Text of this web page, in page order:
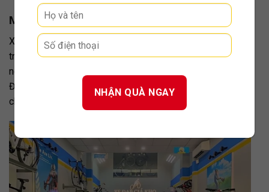
Mua Xe Đạp Điện Giá Rẻ Dưới 10 Triệu Ở Đâu?
Xe Đạp Giá Kho là một nơi cung cấp xe đạp uy tín trên thị
trường. Đặc biệt 05 mẫu xe đạp điện giá rẻ dưới 10 triệu
nêu trên hiện đang được
Đạp Giá Kho để sở hữu cho mình một con xe đạp điện
chất lượng mà giá thành hợp lý.